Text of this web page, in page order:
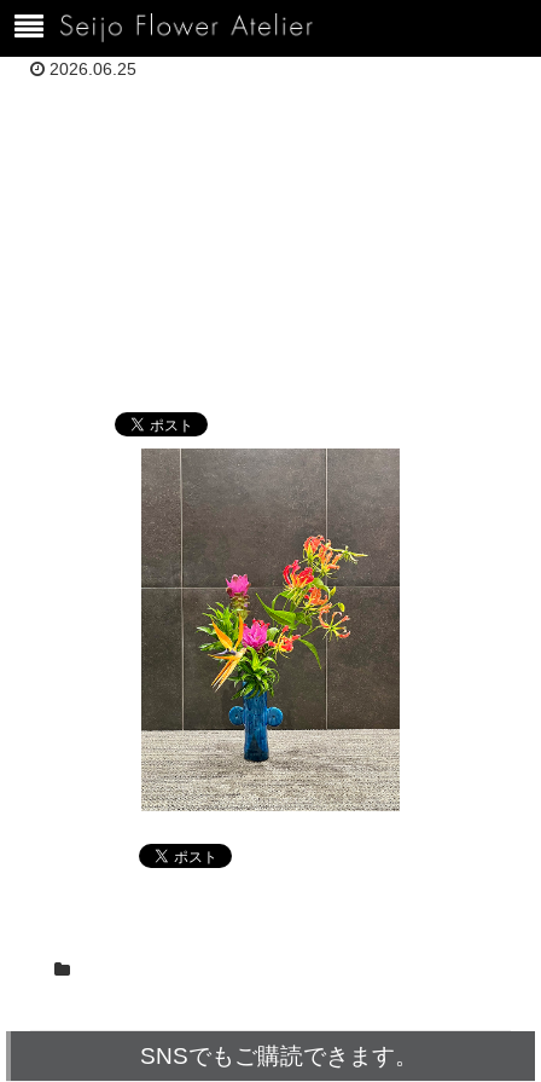
ホーム 10006.24井上1FB469E1-F4AE-4ED4-B3F3-19ED5335E636
2026.06.25
F4AE-4ED4-
B3F3-
19ED5335E636
SNSでもご購読できます。